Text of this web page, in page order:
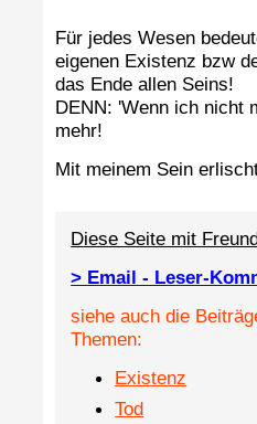
Für jedes Wesen
eigenen Existenz bzw
das Ende allen Seins!
DENN: 'Wenn ich nicht
mehr!
Mit meinem Sein
Diese Seite mit
> Email - Leser-
siehe auch die
Themen:
Existenz
Tod